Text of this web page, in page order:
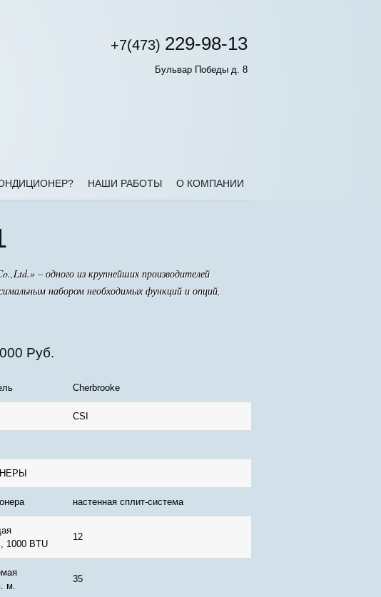
+7(473) 229-98-13
Бульвар Победы д. 8
НАШИ РАБОТЫ О КОМПАНИИ
– одного из крупнейших производителей
набором необходимых функций и опций,
Руб.
Cherbrooke
CSI
настенная сплит-система
1000 BTU
12
м.
35